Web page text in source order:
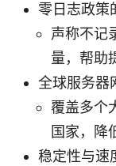
零日志政策
声称不记
量，帮助
全球服务器
覆盖多个
国家，降
稳定性与速